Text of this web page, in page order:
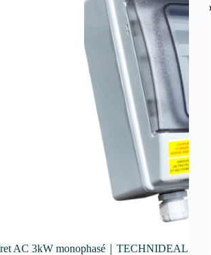
AC 3kW monophasé｜TECHNIDEAL